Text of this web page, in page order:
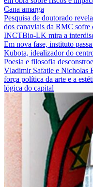
Cana amarga
Pesquisa de doutorado
dos canaviais da RMC sofre
INCTBio-LK mira a
Em nova fase, instituto
Kubota, idealizador do
Poesia e filosofia
Vladimir Safatle e Nicholas
força política da arte e a
lógica do capital